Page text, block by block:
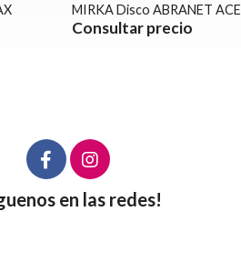
MIRKA Disco ABRANET ACE
Consultar precio
en las redes!